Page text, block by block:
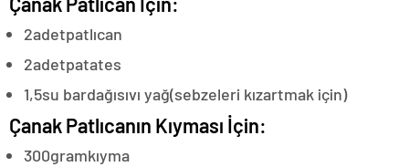
2adetpatlıcan
2adetpatates
1,5su bardağısıvı yağ(sebzeleri kızartmak için)
Çanak Patlıcanın Kıyması İçin:
300gramkıyma